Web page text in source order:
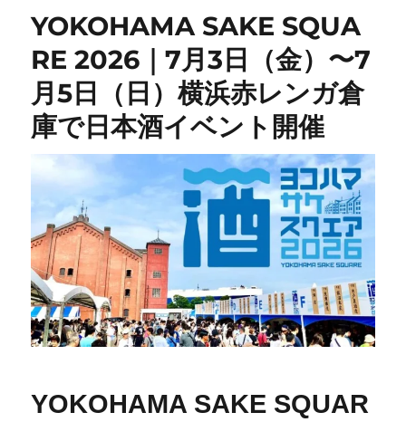
YOKOHAMA SAKE SQUA
RE 2026｜7月3日（金）〜7
月5日（日）横浜赤レンガ倉
庫で日本酒イベント開催
YOKOHAMA SAKE SQUAR